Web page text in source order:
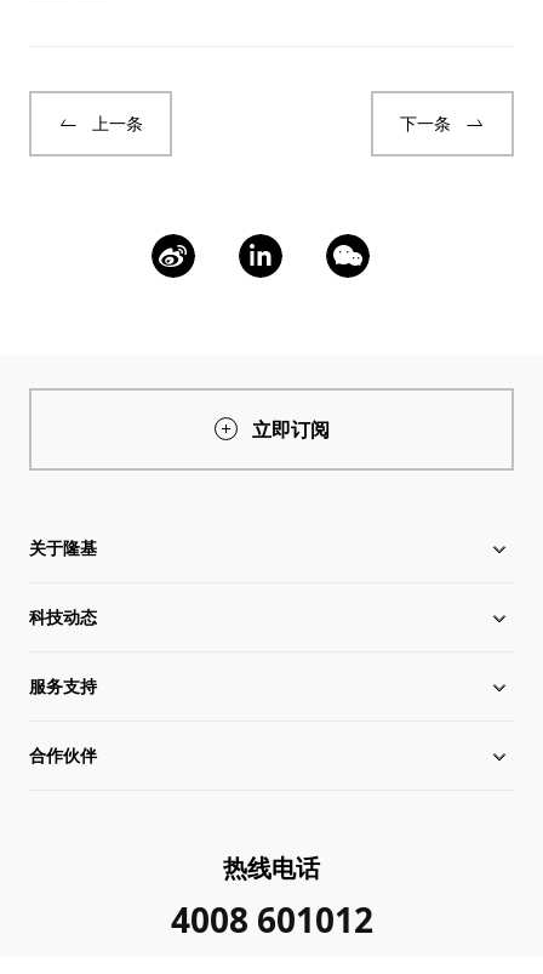
上一条 下一条
立即订阅
关于隆基
关于隆基
全球化布局
管理层信息
科技动态
硅片价格
行业动态
服务支持
下载中心
合作伙伴
热线电话
4008 601012